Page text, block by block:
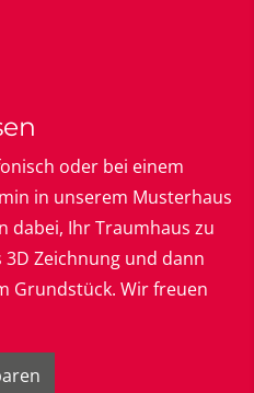
oder bei einem
in unserem Musterhaus
dabei, Ihr Traumhaus zu
Zeichnung und dann
Grundstück. Wir freuen